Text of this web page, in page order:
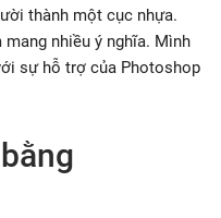
thành một cục nhựa.
nhiều ý nghĩa. Mình
sự hỗ trợ của Photoshop